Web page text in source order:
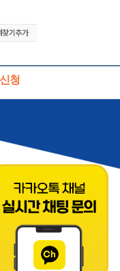
찾기추가
청